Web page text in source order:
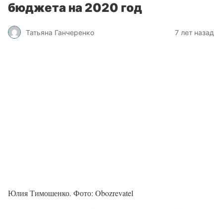
бюджета на 2020 год
Татьяна Ганчеренко 7 лет назад
Юлия Тимошенко. Фото: Obozrevatel